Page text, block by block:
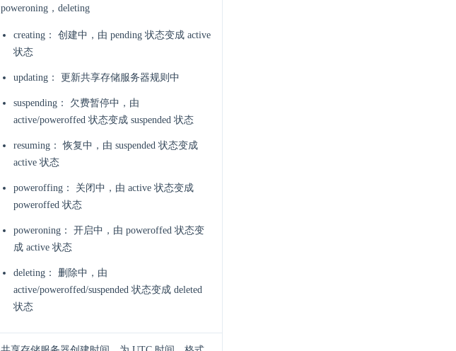
poweroning，deleting
creating： 创建中，由 pending 状态变成 active
状态
updating： 更新共享存储服务器规则中
suspending： 欠费暂停中，由
active/poweroffed 状态变成 suspended 状态
resuming： 恢复中，由 suspended 状态变成
active 状态
poweroffing： 关闭中，由 active 状态变成
poweroffed 状态
poweroning： 开启中，由 poweroffed 状态变
成 active 状态
deleting： 删除中，由
active/poweroffed/suspended 状态变成 deleted
状态